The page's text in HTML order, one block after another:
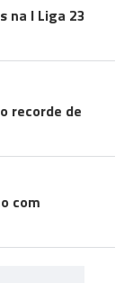
na I Liga 23
recorde de
com